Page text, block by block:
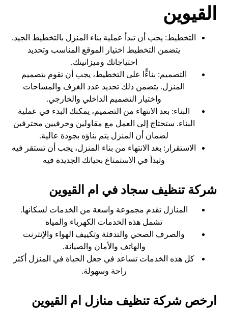
القيوين
التخطيط: يجب أن تبدأ عملية بناء المنزل بالتخطيط الجيد.
يتضمن التخطيط اختيار الموقع المناسب وتحديد
احتياجاتك وميزانيتك.
التصميم: بناءًًا على التخطيط، يجب أن تقوم بتصميم
المنزل. يتضمن ذلك تحديد عدد الغرف والمساحات
واختيار التصميم الداخلي والخارجي.
البناء: بعد الانتهاء من التصميم، يمكنك البدء في عملية
البناء. ستحتاج إلى العمل مع مقاولين وحرفيين محترفين
لضمان أن المنزل يتم بناؤه بجودة عالية.
الاستقرار: بعد الانتهاء من بناء المنزل، يجب أن تستقر فيه
وتبدأ في الاستمتاع بحياتك الجديدة فيه
شركة تنظيف سجاد في ام القيوين
المنازل تقدم مجموعة واسعة من الخدمات لسكانها.
تشمل هذه الخدمات الكهرباء والمياه
والصرف الصحي والتدفئة وتكييف الهواء والإنترنت
والهاتف والأمان والصيانة.
كل هذه الخدمات تساعد في جعل الحياة في المنزل أكثر
راحة وسهولة.
ارخص شركة تنظيف منازل ام القيوين